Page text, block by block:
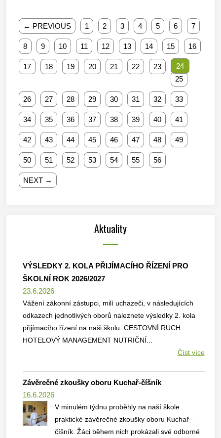
← PREVIOUS 1 2 3 4 5 6 7
8 9 10 11 12 13 14 15 16
17 18 19 20 21 22 23
24
25
26 27 28 29 30 31 32 33
34 35 36 37 38 39 40 41
42 43 44 45 46 47 48 49
50 51 52 53 54 55 56
NEXT →
Aktuality
VÝSLEDKY 2. KOLA PŘIJÍMACÍHO ŘÍZENÍ PRO
ŠKOLNÍ ROK 2026/2027
23.6.2026
Vážení zákonní zástupci, milí uchazeči, v následujících
odkazech jednotlivých oborů naleznete výsledky 2. kola
přijímacího řízení na naši školu. CESTOVNÍ RUCH
HOTELOVÝ MANAGEMENT NUTRIČNÍ...
Číst více
Závěrečné zkoušky oboru Kuchař-číšník
16.6.2026
V minulém týdnu proběhly na naší škole
praktické závěrečné zkoušky oboru Kuchař–
číšník. Žáci během nich prokázali své odborné